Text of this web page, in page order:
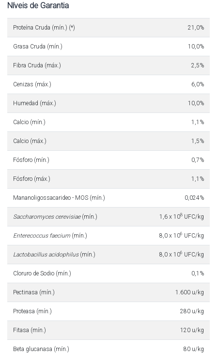
Níveis de Garantia
Proteína Cruda (mín.) (*) 21,0%
Grasa Cruda (mín.) 10,0%
Fibra Cruda (máx.) 2,5%
Cenizas (máx.) 6,0%
Humedad (máx.) 10,0%
Calcio (mín.) 1,1%
Calcio (máx.) 1,5%
Fósforo (mín.) 0,7%
Fósforo (máx.) 1,1%
Mananoligossacarideo - MOS (mín.) 0,024%
Saccharomyces cerevisiae(mín.) 1,6 x 108 UFC/kg
Enterecoccus faecium (mín.) 8,0 x 106 UFC/kg
Lactobacillus acidophilus(mín.) 8,0 x 106 UFC/kg
Cloruro de Sodio (mín.) 0,1%
Pectinasa (mín.) 1.600 u/kg
Proteasa (mín.) 280 u/kg
Fitasa (mín.) 120 u/kg
Beta glucanasa (mín.) 80 u/kg